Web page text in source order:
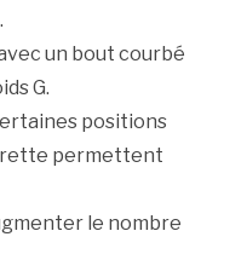
un bout courbé
G.
positions
permettent
le nombre